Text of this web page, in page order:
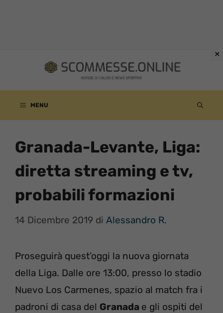
contenuto
MENU
Granada-Levante, Liga:
diretta streaming e tv,
probabili formazioni
14 Dicembre 2019 di Alessandro R.
Proseguirà quest’oggi la nuova giornata
della Liga. Dalle ore 13:00, presso lo stadio
Nuevo Los Carmenes, spazio al match fra i
padroni di casa del Granada e gli ospiti del